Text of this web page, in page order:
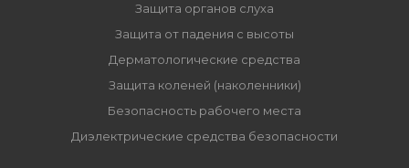
Защита органов слуха
Защита от падения с высоты
Дерматологические средства
Защита коленей (наколенники)
Безопасность рабочего места
Диэлектрические средства безопасности